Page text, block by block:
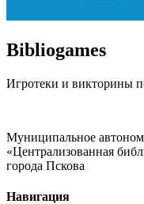
Bibliogames
Игротеки и викторины
Муниципальное
«Централизованная
города Пскова
Навигация